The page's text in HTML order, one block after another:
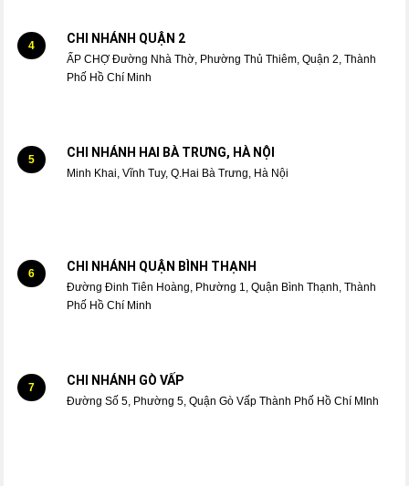
4 CHI NHÁNH QUẬN 2
ẤP CHỢ Đường Nhà Thờ, Phường Thủ Thiêm, Quận 2, Thành
Phố Hồ Chí Minh
5 CHI NHÁNH HAI BÀ TRƯNG, HÀ NỘI
Minh Khai, Vĩnh Tuy, Q.Hai Bà Trưng, Hà Nội
6 CHI NHÁNH QUẬN BÌNH THẠNH
Đường Đinh Tiên Hoàng, Phường 1, Quận Bình Thạnh, Thành
Phố Hồ Chí Minh
7 CHI NHÁNH GÒ VẤP
Đường Số 5, Phường 5, Quận Gò Vấp Thành Phố Hồ Chí MInh